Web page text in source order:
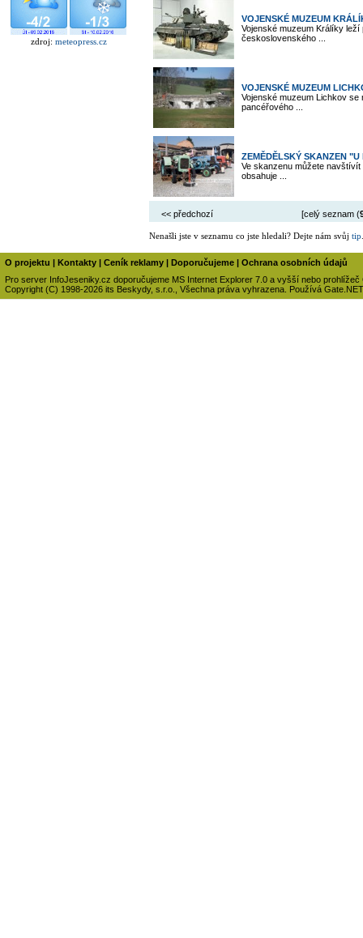
zdroj: meteopress.cz
VOJENSKÉ MUZEUM
Vojenské muzeum Králíky
československého ...
VOJENSKÉ MUZEUM
Vojenské muzeum Lichkov se
pancéřového ...
ZEMĚDĚLSKÝ SKANZEN
Ve skanzenu můžete
obsahuje ...
<< předchozí [celý seznam (
Nenašli jste v seznamu co jste hledali? Dejte nám svůj tip
O projektu | Kontakty | Ceník reklamy | Doporučujeme | Ochrana osobních údajů
Pro server InfoJeseniky.cz doporučujeme MS Internet Explorer 7.0 a vyšší nebo prohlížeč
Copyright (C) 1998-2026 its Beskydy, s.r.o., Všechna práva vyhrazena. Používá